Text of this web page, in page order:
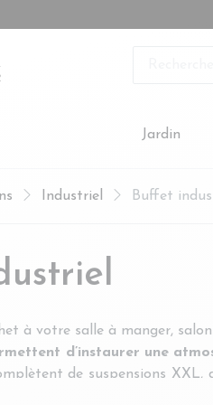
Jardin
Industriel Buffet
à votre salle à manger,
d’instaurer une
de suspensions